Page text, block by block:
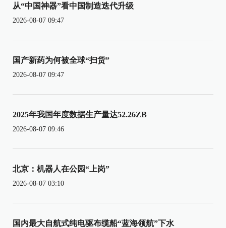
从“中国神器”看中国制造迭代升级
2026-08-07 09:47
国产新药为何被全球“扫货”
2026-08-07 09:47
2025年我国年度数据生产量达52.26ZB
2026-08-07 09:46
北京：机器人在公园“上岗”
2026-08-07 03:10
国内最大自航式纯电驱布缆船“蓝海领航”下水